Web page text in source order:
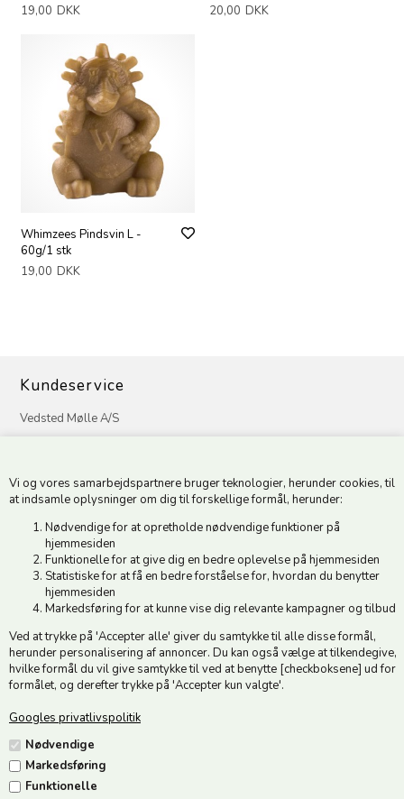
Vi og vores samarbejdspartnere bruger teknologier, herunder cookies, til
at indsamle oplysninger om dig til forskellige formål, herunder:
Nødvendige for at opretholde nødvendige funktioner på
hjemmesiden
Funktionelle for at give dig en bedre oplevelse på hjemmesiden
Statistiske for at få en bedre forståelse for, hvordan du benytter
hjemmesiden
Markedsføring for at kunne vise dig relevante kampagner og tilbud
Ved at trykke på 'Accepter alle' giver du samtykke til alle disse formål,
herunder personalisering af annoncer. Du kan også vælge at tilkendegive,
hvilke formål du vil give samtykke til ved at benytte [checkboksene] ud for
formålet, og derefter trykke på 'Accepter kun valgte'.
Googles privatlivspolitik
Nødvendige
Markedsføring
Funktionelle
19,00 DKK
20,00 DKK
Whimzees Pindsvin L -
60g/1 stk
19,00 DKK
Kundeservice
Vedsted Mølle A/S
CVR 49879415 Mailvedstedmoelle@post.tele.dk
Åbningstider: Man-Fre 9.00-17.00 | Middagslukket 12.00-12.30 |
Lørdag 9.00-12.00
Hold dig opdateret
Tilmeld dig vores nyhedsbrev og modtag gode tilbud :)
Jeg accepterer vilkårene